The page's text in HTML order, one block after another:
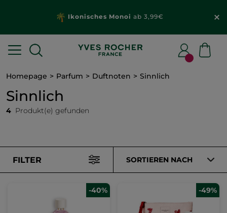
Ikonisches Monoi ab 3,99€
Homepage Parfum Duftnoten Sinnlich
Sinnlich
4 Produkt(e) gefunden
FILTER SORTIEREN NACH
-40% -49%